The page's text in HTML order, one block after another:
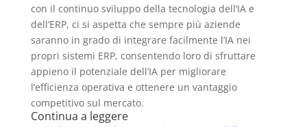
con il continuo sviluppo della tecnologia dell’IA e
dell’ERP, ci si aspetta che sempre più aziende
saranno in grado di integrare facilmente l’IA nei
propri sistemi ERP, consentendo loro di sfruttare
appieno il potenziale dell’IA per migliorare
l’efficienza operativa e ottenere un vantaggio
competitivo sul mercato.
Continua a leggere